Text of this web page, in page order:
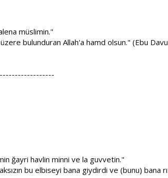
müslimin."
bulunduran Allah'a hamd olsun." (Ebu
ğayri havlin minni ve la guvvetin."
bu elbiseyi bana giydirdi ve (bunu) bana